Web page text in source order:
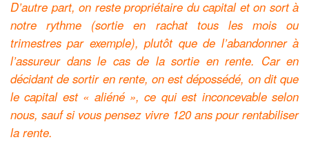
D’autre part, on reste propriétaire du capital et on sort à
notre rythme (sortie en rachat tous les mois ou
trimestres par exemple), plutôt que de l’abandonner à
l’assureur dans le cas de la sortie en rente. Car en
décidant de sortir en rente, on est dépossédé, on dit que
le capital est « aliéné », ce qui est inconcevable selon
nous, sauf si vous pensez vivre 120 ans pour rentabiliser
la rente.